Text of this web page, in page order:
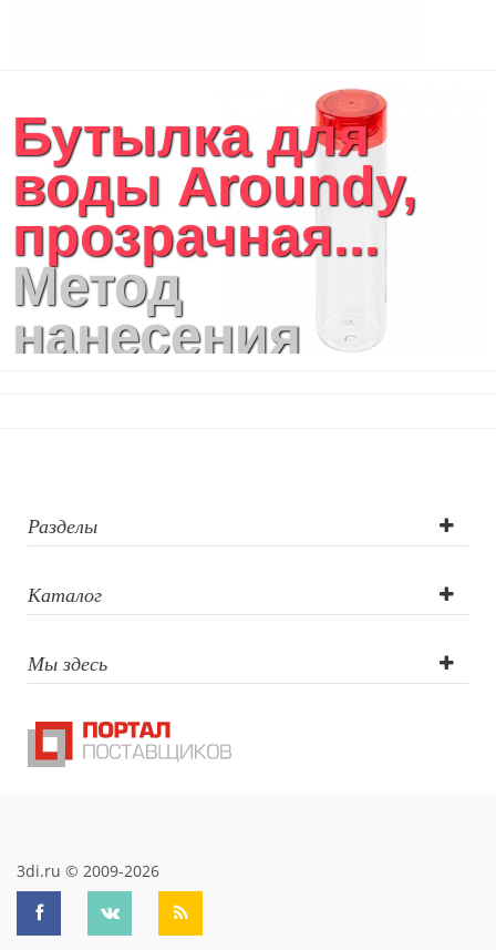
Бутылка для
воды Aroundy,
прозрачная...
Метод
нанесения
Круговая УФ
печать
Разделы
Каталог
Мы здесь
3di.ru © 2009-2026